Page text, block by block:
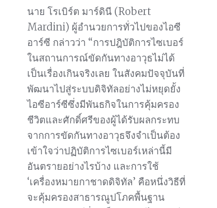
นาย โรเบิร์ต มาร์ดินี (Robert
Mardini) ผู้อำนวยการทั่วไปของไอซี
อาร์ซี กล่าวว่า “การปฎิบัติการไซเบอร์
ในสถานการณ์ขัดกันทางอาวุธไม่ได้
เป็นเรื่องเกินจริงเลย ในสังคมปัจจุบันที่
พัฒนาไปสู่ระบบดิจิทัลอย่างไม่หยุดยั้ง
ไอซีอาร์ซีซึ่งมีพันธกิจในการคุ้มครอง
ชีวิตและศักดิ์ศรีของผู้ได้รับผลกระทบ
จากการขัดกันทางอาวุธจึงจำเป็นต้อง
เข้าใจว่าปฏิบัติการไซเบอร์เหล่านี้มี
อันตรายอย่างไรบ้าง และการใช้
‘เครื่องหมายกาชาดดิจิทัล’ คือหนึ่งวิธีที่
จะคุ้มครองสาธารณูปโภคพื้นฐาน